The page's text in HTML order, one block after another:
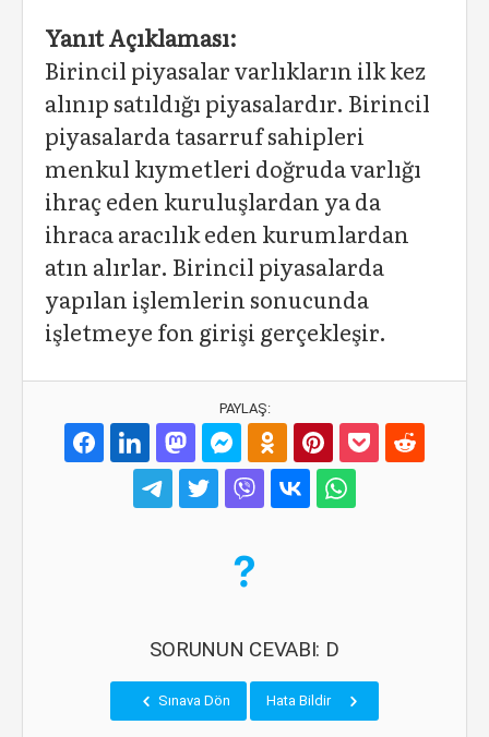
Yanıt Açıklaması:
Birincil piyasalar varlıkların ilk kez
alınıp satıldığı piyasalardır. Birincil
piyasalarda tasarruf sahipleri
menkul kıymetleri doğruda varlığı
ihraç eden kuruluşlardan ya da
ihraca aracılık eden kurumlardan
atın alırlar. Birincil piyasalarda
yapılan işlemlerin sonucunda
işletmeye fon girişi gerçekleşir.
PAYLAŞ:
SORUNUN CEVABI: D
Sınava Dön Hata Bildir